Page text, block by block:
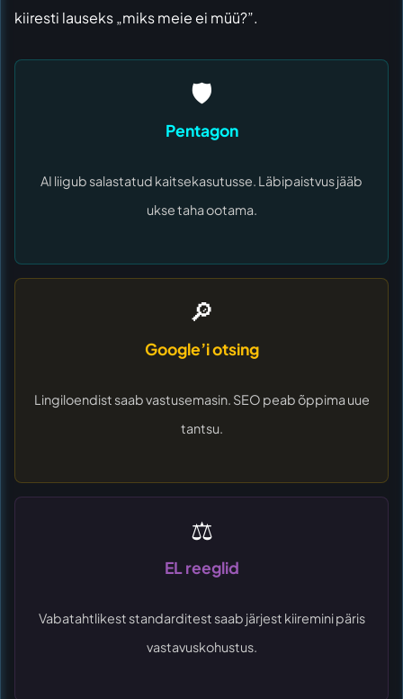
kiiresti lauseks „miks meie ei müü?”.
🛡️
Pentagon
AI liigub salastatud kaitsekasutusse. Läbipaistvus jääb
ukse taha ootama.
🔎
Google’i otsing
Lingiloendist saab vastusemasin. SEO peab õppima uue
tantsu.
⚖️
EL reeglid
Vabatahtlikest standarditest saab järjest kiiremini päris
vastavuskohustus.